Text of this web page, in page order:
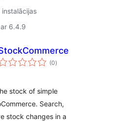
6.4.9
(0vērtējumu
kopsumma
)
stock of simple
Search,
stock changes in a